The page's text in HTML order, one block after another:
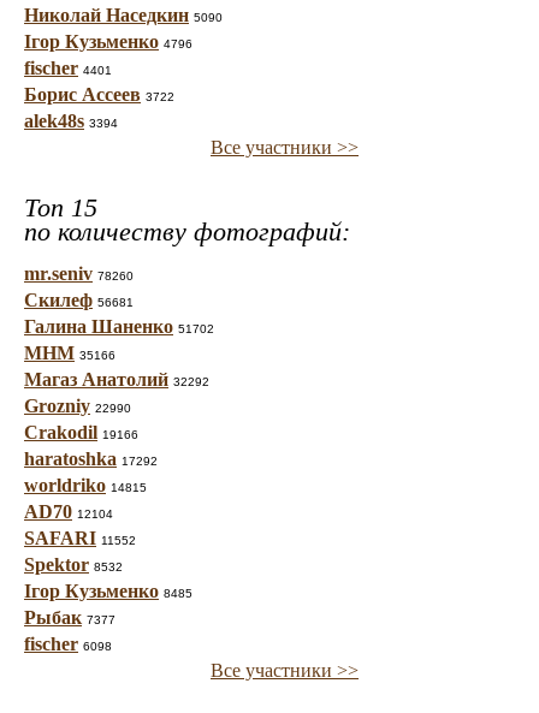
Николай Наседкин 5090
Ігор Кузьменко 4796
fischer 4401
Борис Ассеев 3722
alek48s 3394
Все участники >>
Топ 15
по количеству фотографий:
mr.seniv 78260
Скилеф 56681
Галина Шаненко 51702
МНМ 35166
Магаз Анатолий 32292
Grozniy 22990
Crakodil 19166
haratoshka 17292
worldriko 14815
AD70 12104
SAFARI 11552
Spektor 8532
Ігор Кузьменко 8485
Рыбак 7377
fischer 6098
Все участники >>